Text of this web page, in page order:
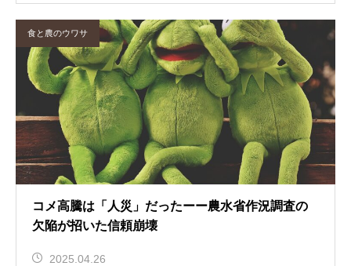
食と農のウワサ
コメ高騰は「人災」だったーー農水省作況調査の
欠陥が招いた信頼崩壊
2025.04.26